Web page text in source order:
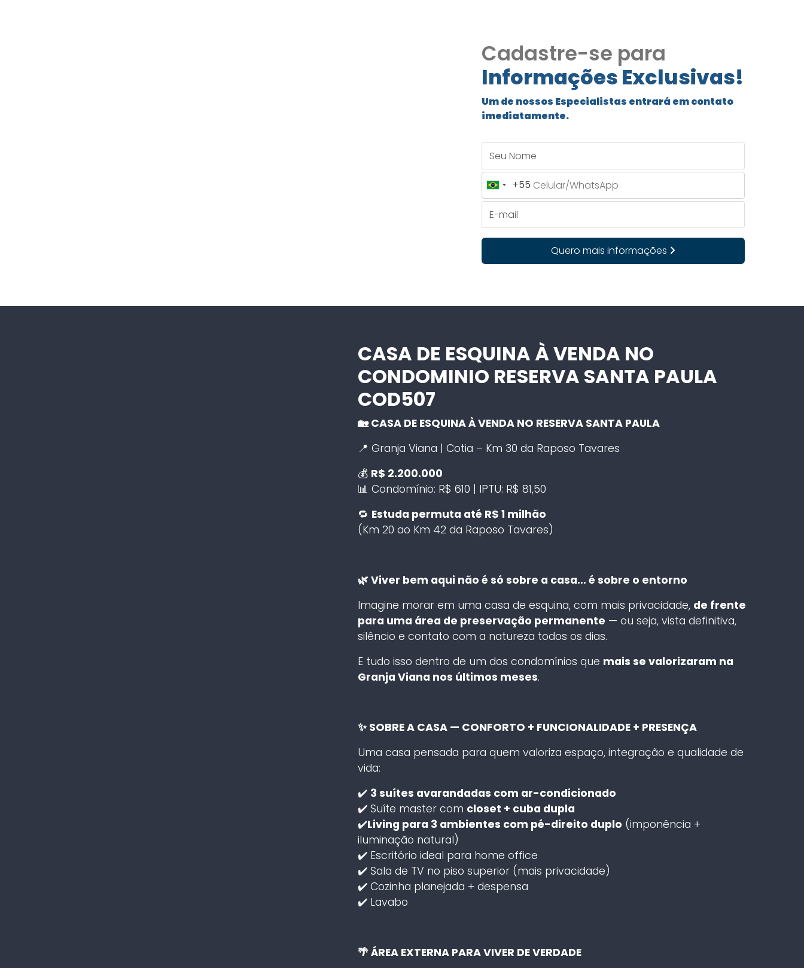
Cadastre-se para
Informações Exclusivas!
Um de nossos Especialistas entrará em contato
imediatamente.
Brazil
+55
+55
Quero mais informações
CASA DE ESQUINA À VENDA NO
CONDOMINIO RESERVA SANTA PAULA
COD507
🏡 CASA DE ESQUINA À VENDA NO RESERVA SANTA PAULA
📍 Granja Viana | Cotia – Km 30 da Raposo Tavares
💰 R$ 2.200.000
📊 Condomínio: R$ 610 | IPTU: R$ 81,50
🔁 Estuda permuta até R$ 1 milhão
(Km 20 ao Km 42 da Raposo Tavares)
🌿 Viver bem aqui não é só sobre a casa… é sobre o entorno
Imagine morar em uma casa de esquina, com mais privacidade, de frente
para uma área de preservação permanente — ou seja, vista definitiva,
silêncio e contato com a natureza todos os dias.
E tudo isso dentro de um dos condomínios que mais se valorizaram na
Granja Viana nos últimos meses.
✨ SOBRE A CASA — CONFORTO + FUNCIONALIDADE + PRESENÇA
Uma casa pensada para quem valoriza espaço, integração e qualidade de
vida:
✔️ 3 suítes avarandadas com ar-condicionado
✔️ Suíte master com closet + cuba dupla
✔️Living para 3 ambientes com pé-direito duplo (imponência +
iluminação natural)
✔️ Escritório ideal para home office
✔️ Sala de TV no piso superior (mais privacidade)
✔️ Cozinha planejada + despensa
✔️ Lavabo
🌴 ÁREA EXTERNA PARA VIVER DE VERDADE